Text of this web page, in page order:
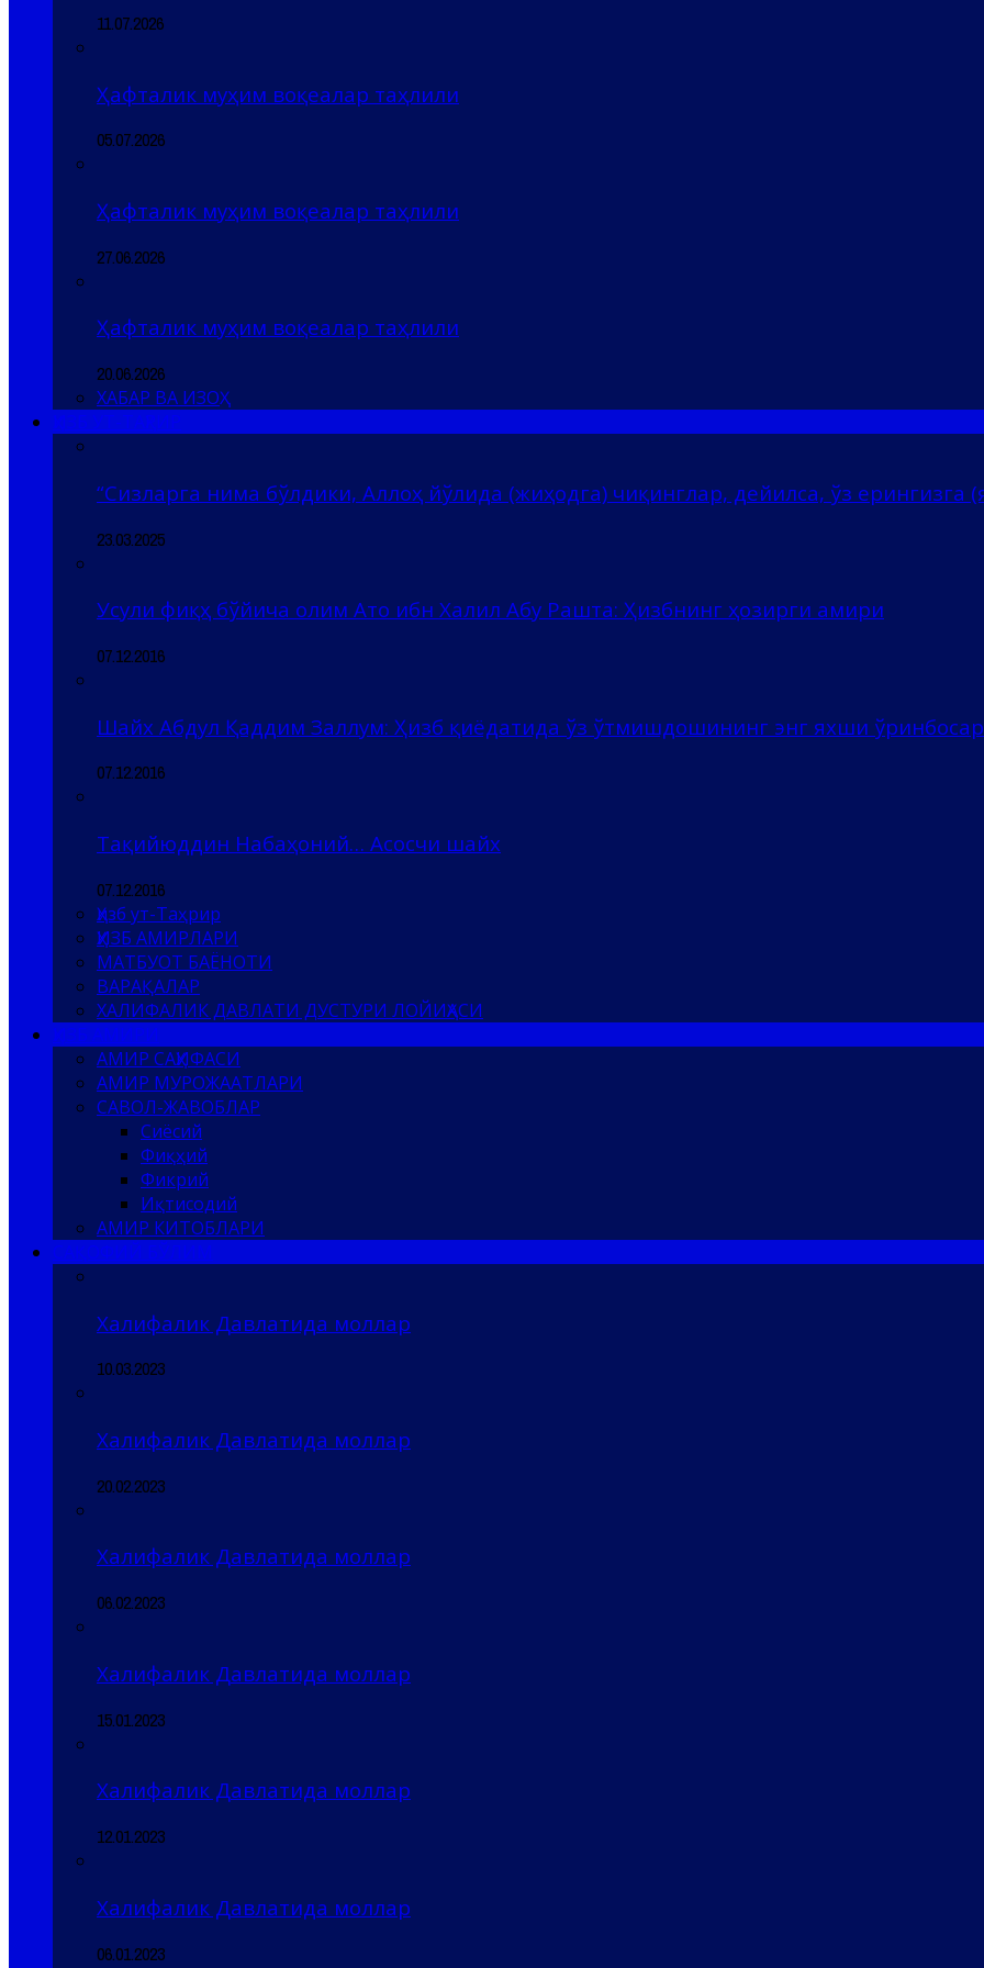
11.07.2026
Ҳафталик муҳим воқеалар таҳлили
05.07.2026
Ҳафталик муҳим воқеалар таҳлили
27.06.2026
Ҳафталик муҳим воқеалар таҳлили
20.06.2026
ХАБАР ВА ИЗОҲ
“Сизларга нима бўлдики, Аллоҳ йўлида (жиҳодга) чиқинглар, дейилса, ўз ерингизга
23.03.2025
Усули фиқҳ бўйича олим Ато ибн Халил Абу Рашта: Ҳизбнинг ҳозирги амири
07.12.2016
Шайх Абдул Қаддим Заллум: Ҳизб қиёдатида ўз ўтмишдошининг энг яхши
07.12.2016
Тақийюддин Набаҳоний… Асосчи шайх
07.12.2016
Ҳизб ут-Таҳрир
ҲИЗБ АМИРЛАРИ
МАТБУОТ БАЁНОТИ
ВАРАҚАЛАР
ХАЛИФАЛИК ДАВЛАТИ ДУСТУРИ ЛОЙИҲАСИ
АМИР САҲИФАСИ
АМИР МУРОЖААТЛАРИ
САВОЛ-ЖАВОБЛАР
Сиёсий
Фиқҳий
Фикрий
Иқтисодий
АМИР КИТОБЛАРИ
Халифалик Давлатида моллар
10.03.2023
Халифалик Давлатида моллар
20.02.2023
Халифалик Давлатида моллар
06.02.2023
Халифалик Давлатида моллар
15.01.2023
Халифалик Давлатида моллар
12.01.2023
Халифалик Давлатида моллар
06.01.2023